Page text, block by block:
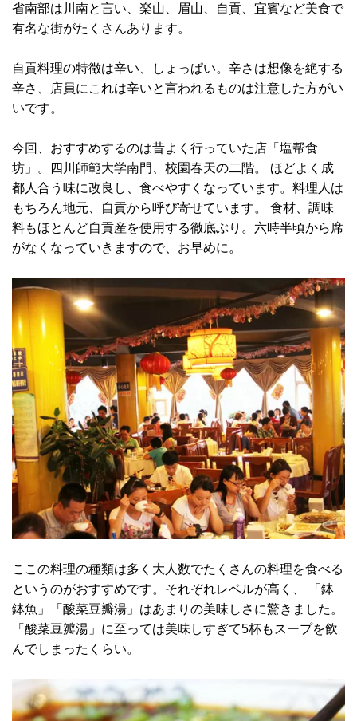
省南部は川南と言い、楽山、眉山、自貢、宜賓など美食で
有名な街がたくさんあります。
自貢料理の特徴は辛い、しょっぱい。辛さは想像を絶する
辛さ、店員にこれは辛いと言われるものは注意した方がい
いです。
今回、おすすめするのは昔よく行っていた店「塩帮食
坊」。四川師範大学南門、校園春天の二階。 ほどよく成
都人合う味に改良し、食べやすくなっています。料理人は
もちろん地元、自貢から呼び寄せています。 食材、調味
料もほとんど自貢産を使用する徹底ぶり。六時半頃から席
がなくなっていきますので、お早めに。
ここの料理の種類は多く大人数でたくさんの料理を食べる
というのがおすすめです。それぞれレベルが高く、 「鉢
鉢魚」「酸菜豆瓣湯」はあまりの美味しさに驚きました。
「酸菜豆瓣湯」に至っては美味しすぎて5杯もスープを飲
んでしまったくらい。